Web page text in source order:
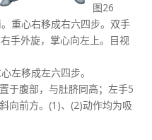
图26
重心右移成右六四步。双手
手外旋，掌心向左上。目视
左移成左六四步。
于腹部，与肚脐同高；左手5
向前方。(1)、(2)动作均为吸